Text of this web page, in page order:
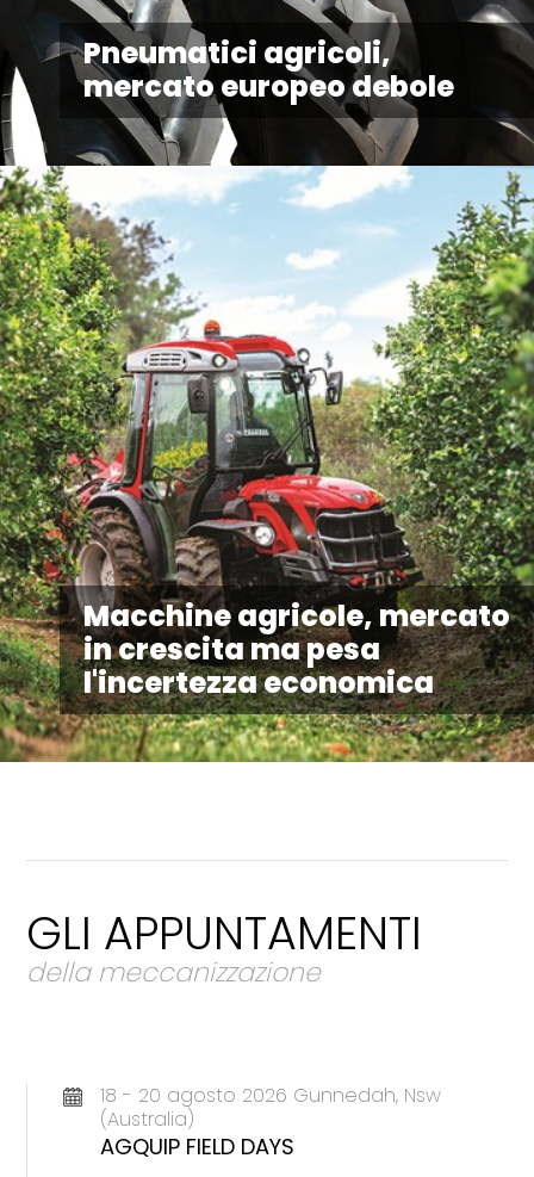
Pneumatici agricoli,
mercato europeo debole
Macchine agricole, mercato
in crescita ma pesa
l'incertezza economica
GLI APPUNTAMENTI
della meccanizzazione
18 - 20 agosto 2026 Gunnedah, Nsw
(Australia)
AGQUIP FIELD DAYS